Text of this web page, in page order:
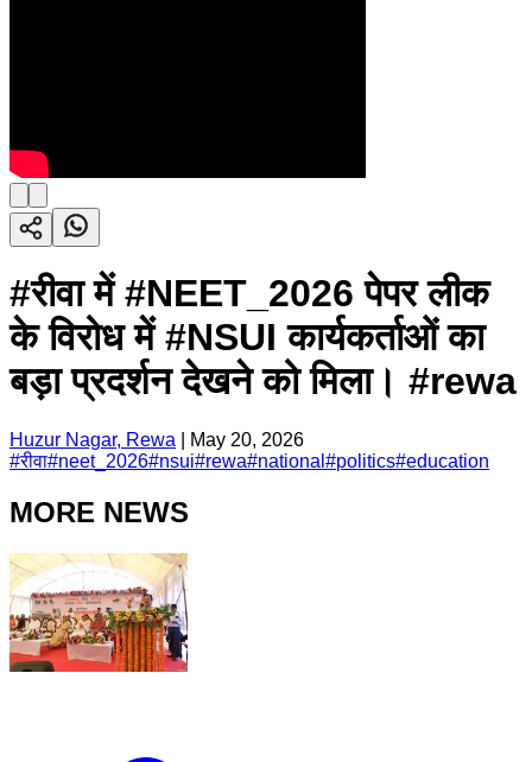
#रीवा में #NEET_2026 पेपर लीक
के विरोध में #NSUI कार्यकर्ताओं का
बड़ा प्रदर्शन देखने को मिला। #rewa
Huzur Nagar, Rewa
May 20, 2026
#रीवा#neet_2026#nsui#rewa#national #politics#education
MORE NEWS